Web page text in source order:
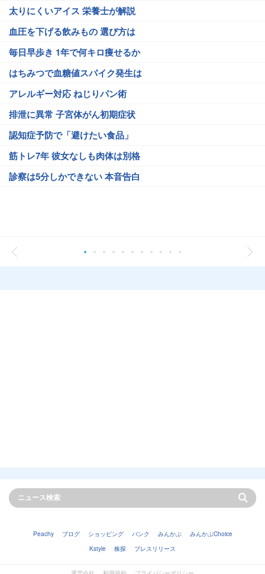
太りにくいアイス 栄養士が解説
血圧を下げる飲みもの 選び方は
毎日早歩き 1年で何キロ痩せるか
はちみつで血糖値スパイク発生は
アレルギー対応 ねじりパン術
排泄に異常 子宮体がん初期症状
認知症予防で「避けたい食品」
筋トレ7年 彼女なしも肉体は別格
診察は5分しかできない 本音告白
Peachy ブログ ショッピング バンク みんかぶ
みんかぶChoice
Kstyle
株探 プレスリリース